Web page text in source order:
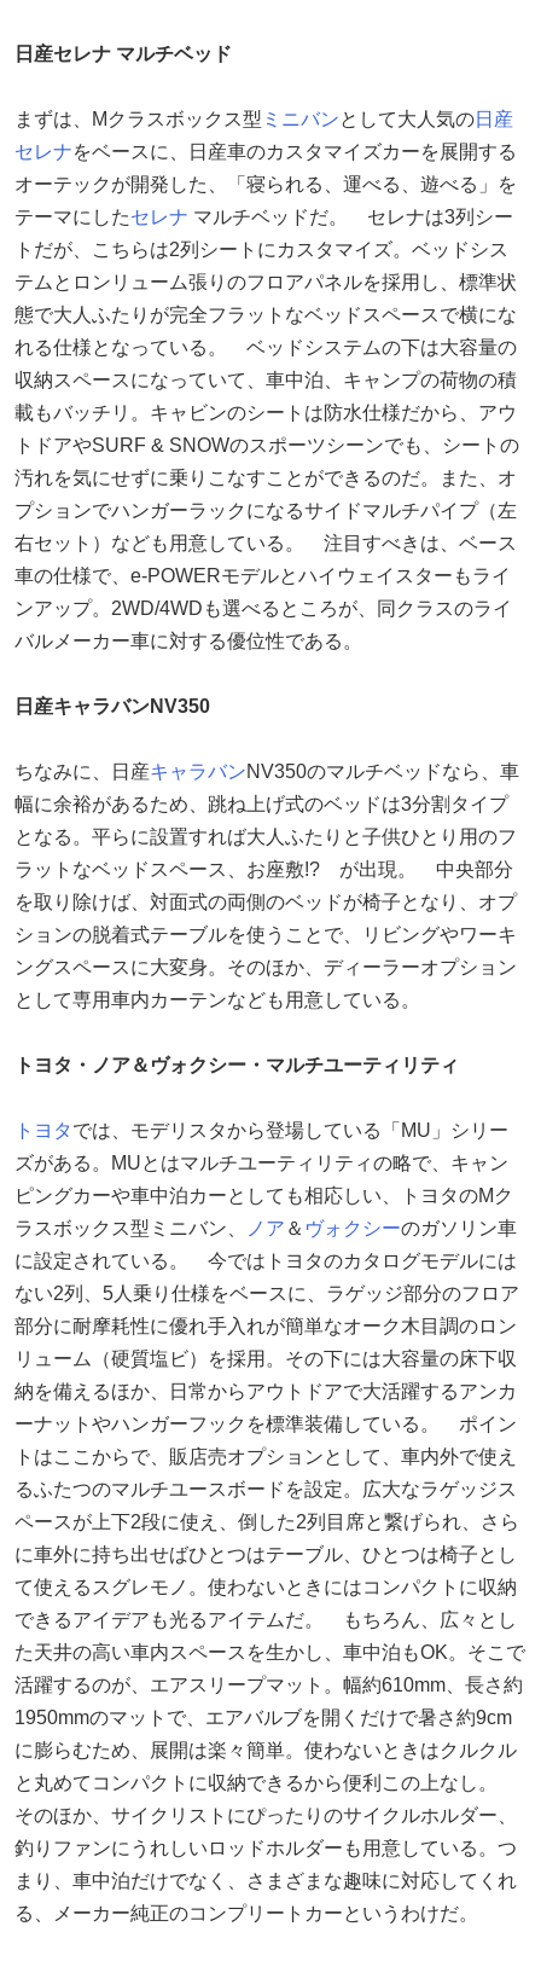
日産セレナ マルチベッド
まずは、Mクラスボックス型 ミニバンとして大人気の日産
セレナをベースに、日産車のカスタマイズカーを展開する
オーテックが開発した、「寝られる、運べる、遊べる」を
テーマにしたセレナ マルチベッドだ。 セレナは3列シー
トだが、こちらは2列シートにカスタマイズ。ベッドシス
テムとロンリューム張りのフロアパネルを採用し、標準状
態で大人ふたりが完全フラットなベッドスペースで横にな
れる仕様となっている。 ベッドシステムの下は大容量の
収納スペースになっていて、車中泊、キャンプの荷物の積
載もバッチリ。キャビンのシートは防水仕様だから、アウ
トドアやSURF & SNOWのスポーツシーンでも、シートの
汚れを気にせずに乗りこなすことができるのだ。また、オ
プションでハンガーラックになるサイドマルチパイプ（左
右セット）なども用意している。 注目すべきは、ベース
車の仕様で、e-POWERモデルとハイウェイスターもライ
ンアップ。2WD/4WDも選べるところが、同クラスのライ
バルメーカー車に対する優位性である。
日産キャラバンNV350
ちなみに、日産キャラバンNV350のマルチベッドなら、車
幅に余裕があるため、跳ね上げ式のベッドは3分割タイプ
となる。平らに設置すれば大人ふたりと子供ひとり用のフ
ラットなベッドスペース、お座敷!? が出現。 中央部分
を取り除けば、対面式の両側のベッドが椅子となり、オプ
ションの脱着式テーブルを使うことで、リビングやワーキ
ングスペースに大変身。そのほか、ディーラーオプション
として専用車内カーテンなども用意している。
トヨタ・ノア＆ヴォクシー・マルチユーティリティ
トヨタ では、モデリスタから登場している「MU」シリー
ズがある。MUとはマルチユーティリティの略で、キャン
ピングカーや車中泊カーとしても相応しい、トヨタのMク
ラスボックス型ミニバン、
ノア ＆ ヴォクシーのガソリン車
に設定されている。 今ではトヨタのカタログモデルには
ない2列、5人乗り仕様をベースに、ラゲッジ部分のフロア
部分に耐摩耗性に優れ手入れが簡単なオーク木目調のロン
リューム（硬質塩ビ）を採用。その下には大容量の床下収
納を備えるほか、日常からアウトドアで大活躍するアンカ
ーナットやハンガーフックを標準装備している。 ポイン
トはここからで、販店売オプションとして、車内外で使え
るふたつのマルチユースボードを設定。広大なラゲッジス
ペースが上下2段に使え、倒した2列目席と繋げられ、さら
に車外に持ち出せばひとつはテーブル、ひとつは椅子とし
て使えるスグレモノ。使わないときにはコンパクトに収納
できるアイデアも光るアイテムだ。 もちろん、広々とし
た天井の高い車内スペースを生かし、車中泊もOK。そこで
活躍するのが、エアスリープマット。幅約610mm、長さ約
1950mmのマットで、エアバルブを開くだけで暑さ約9cm
に膨らむため、展開は楽々簡単。使わないときはクルクル
と丸めてコンパクトに収納できるから便利この上なし。
そのほか、サイクリストにぴったりのサイクルホルダー、
釣りファンにうれしいロッドホルダーも用意している。つ
まり、車中泊だけでなく、さまざまな趣味に対応してくれ
る、メーカー純正のコンプリートカーというわけだ。